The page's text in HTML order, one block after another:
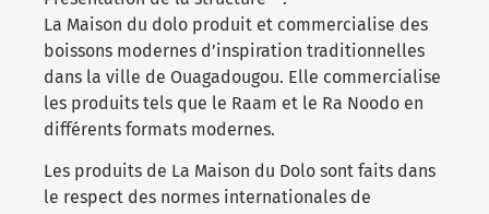
La Maison du dolo produit et commercialise des
boissons modernes d’inspiration traditionnelles
dans la ville de Ouagadougou. Elle commercialise
les produits tels que le Raam et le Ra Noodo en
différents formats modernes.
Les produits de La Maison du Dolo sont faits dans
le respect des normes internationales de